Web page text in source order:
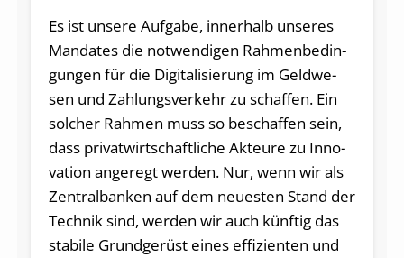
Es ist un­se­re Auf­ga­be, in­ner­halb un­se­res
Man­da­tes die not­wen­di­gen Rah­men­be­din­
gun­gen für die Di­gi­ta­li­sie­rung im Geld­we­
sen und Zah­lungs­ver­kehr zu schaf­fen. Ein
sol­cher Rah­men muss so be­schaf­fen sein,
dass pri­vat­wirt­schaft­li­che Ak­teu­re zu In­no­
va­ti­on an­ge­regt wer­den. Nur, wenn wir als
Zen­tral­ban­ken auf dem neu­es­ten Stand der
Tech­nik sind, wer­den wir auch künf­tig das
sta­bi­le Grund­ge­rüst eines ef­fi­zi­en­ten und